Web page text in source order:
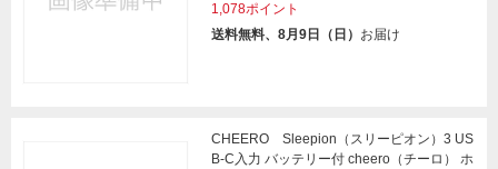
1,078ポイント
送料無料、8月9日（日） お届け
CHEERO Sleepion（スリーピオン）3 US
B-C入力 バッテリー付 cheero（チーロ） ホ